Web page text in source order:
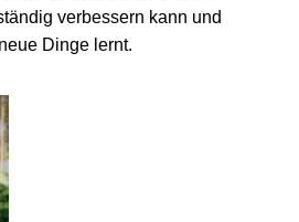
verbessern kann und
Dinge lernt.